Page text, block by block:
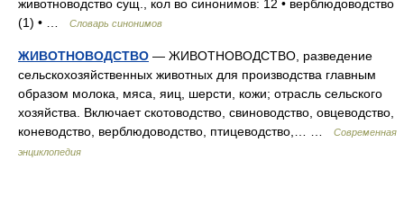
животноводство сущ., кол во синонимов: 12 • верблюдоводство
(1) • …
Словарь синонимов
ЖИВОТНОВОДСТВО — ЖИВОТНОВОДСТВО, разведение
сельскохозяйственных животных для производства главным
образом молока, мяса, яиц, шерсти, кожи; отрасль сельского
хозяйства. Включает скотоводство, свиноводство, овцеводство,
коневодство, верблюдоводство, птицеводство,… …
Современная
энциклопедия